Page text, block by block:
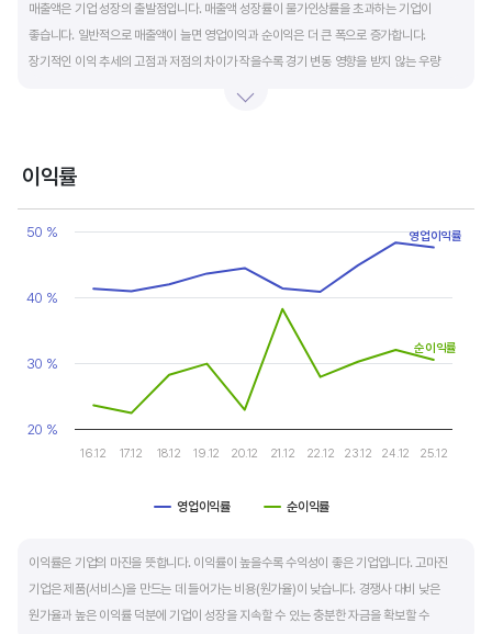
매출액은 기업 성장의 출발점입니다. 매출액 성장률이 물가인상률을 초과하는 기업이
좋습니다. 일반적으로 매출액이 늘면 영업이익과 순이익은 더 큰 폭으로 증가합니다.
장기적인 이익 추세의 고점과 저점의 차이가 작을수록 경기 변동 영향을 받지 않는 우량
매우 클뿐 아니라 수년간 매출액 감소가 이어지기도 합니다. 심할 경우 경기 변동에 따라
매출액, 영업이익, 순이익 모두 우상향 하는 기업은 주가도 꾸준히 상승합니다. 주가 상승의
출발점이 꾸준한 매출액 증가에서 시작한다는 점을 기억해야 합니다.
이익률
Chart
Line chart with 2 lines.
The chart has 1 X axis displaying categories.
The chart has 1 Y axis displaying values. Data ranges from
영업이익률 순이익률
16.12 17.12 18.12 19.12 20.12 21.12 22.12 23.12 24.12 25.12
20 %
30 %
40 %
50 % 영업이익률
순이익률
이익률은 기업의 마진을 뜻합니다. 이익률이 높을수록 수익성이 좋은 기업입니다. 고마진
기업은 제품(서비스)을 만드는 데 들어가는 비용(원가율)이 낮습니다. 경쟁사 대비 낮은
원가율과 높은 이익률 덕분에 기업이 성장을 지속할 수 있는 충분한 자금을 확보할 수